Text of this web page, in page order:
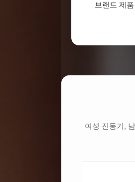
브랜드 제
여성 진동기,